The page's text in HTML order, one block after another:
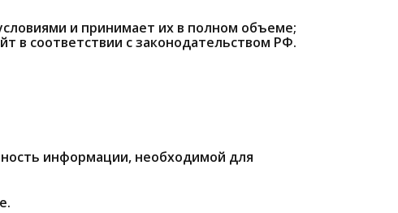
и принимает их в полном объеме;
в соответствии с законодательством РФ.
информации, необходимой для